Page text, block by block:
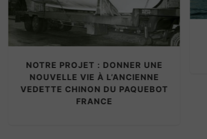
PAQUEBOT CANBERRA : « THE
GREAT WHITE WHALE »